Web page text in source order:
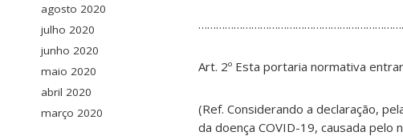
agosto 2020
julho 2020
junho 2020
maio 2020
abril 2020
março 2020
Art. 2º Esta portaria normativa
(Ref. Considerando a declaração,
da doença COVID-19, causada